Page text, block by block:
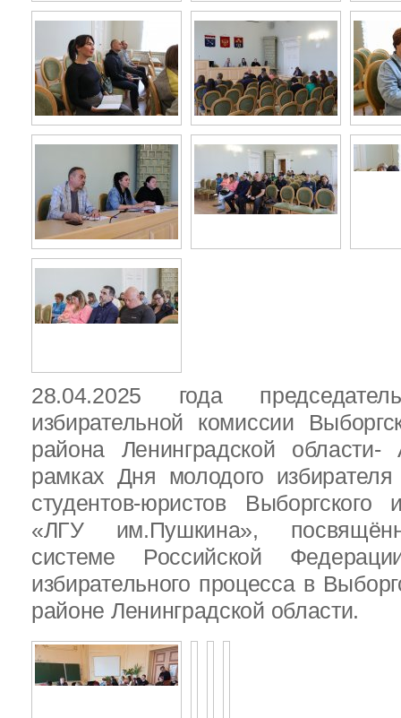
28.04.2025 года
избирательной комиссии
района Ленинградской
рамках Дня молодого
студентов-юристов Выборгского
«ЛГУ им.Пушкина»,
системе Российской
избирательного процесса в
районе Ленинградской области.